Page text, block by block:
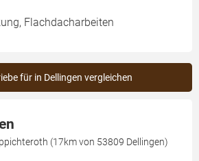
Flachdacharbeiten
für in Dellingen vergleichen
(17km von 53809 Dellingen)